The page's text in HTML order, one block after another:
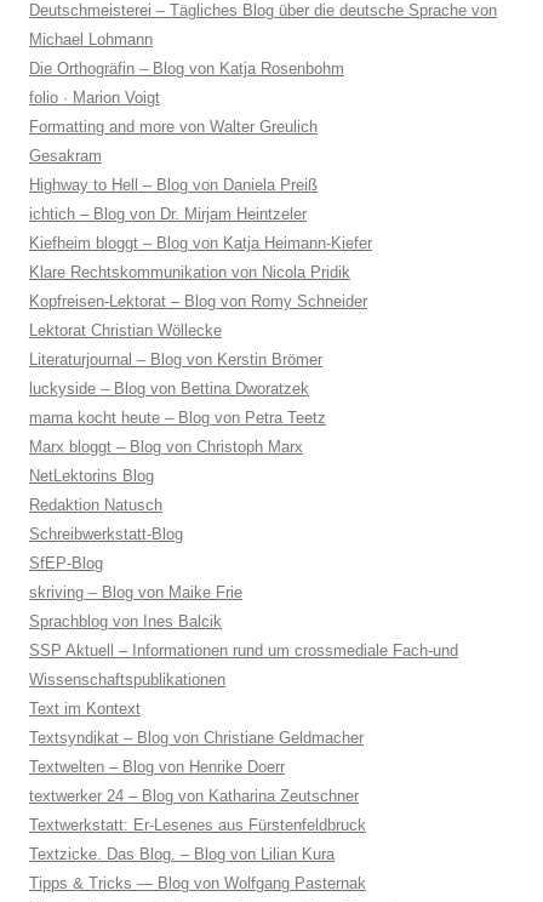
Deutschmeisterei – Tägliches Blog über die deutsche Sprache von
Michael Lohmann
Die Orthogräfin – Blog von Katja Rosenbohm
folio · Marion Voigt
Formatting and more von Walter Greulich
Gesakram
Highway to Hell – Blog von Daniela Preiß
ichtich – Blog von Dr. Mirjam Heintzeler
Kiefheim bloggt – Blog von Katja Heimann-Kiefer
Klare Rechtskommunikation von Nicola Pridik
Kopfreisen-Lektorat – Blog von Romy Schneider
Lektorat Christian Wöllecke
Literaturjournal – Blog von Kerstin Brömer
luckyside – Blog von Bettina Dworatzek
mama kocht heute – Blog von Petra Teetz
Marx bloggt – Blog von Christoph Marx
NetLektorins Blog
Redaktion Natusch
Schreibwerkstatt-Blog
SfEP-Blog
skriving – Blog von Maike Frie
Sprachblog von Ines Balcik
SSP Aktuell – Informationen rund um crossmediale Fach-und
Wissenschaftspublikationen
Text im Kontext
Textsyndikat – Blog von Christiane Geldmacher
Textwelten – Blog von Henrike Doerr
textwerker 24 – Blog von Katharina Zeutschner
Textwerkstatt: Er-Lesenes aus Fürstenfeldbruck
Textzicke. Das Blog. – Blog von Lilian Kura
Tipps & Tricks — Blog von Wolfgang Pasternak